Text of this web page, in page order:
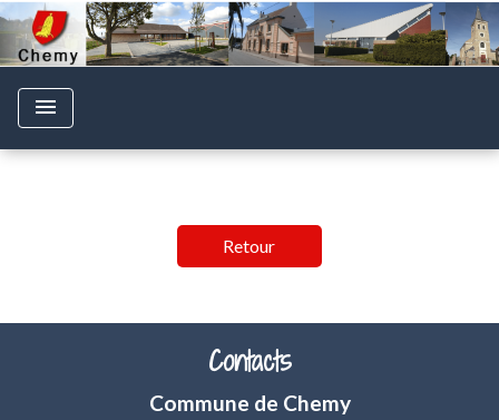
menu
Retour
Contacts
Commune de Chemy